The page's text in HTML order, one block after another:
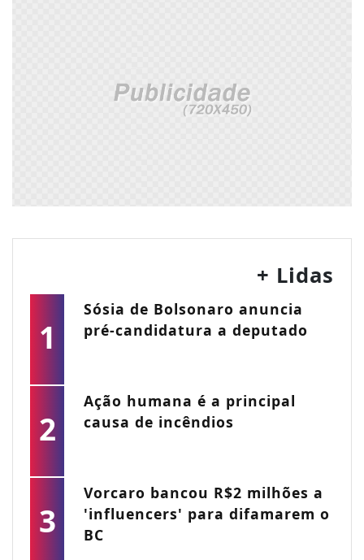
+ Lidas
1
Sósia de Bolsonaro anuncia
pré-candidatura a deputado
2
Ação humana é a principal
causa de incêndios
3
Vorcaro bancou R$2 milhões a
'influencers' para difamarem o
BC